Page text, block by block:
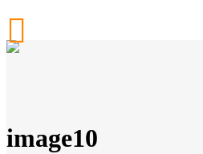
image10